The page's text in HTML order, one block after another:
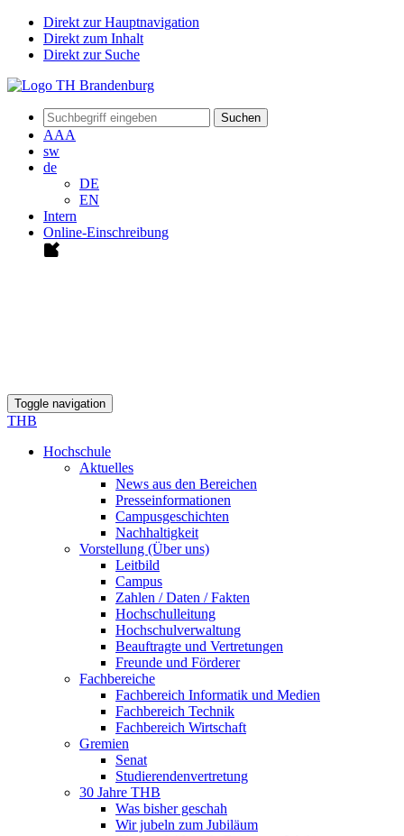
Direkt zur Hauptnavigation
Direkt zum Inhalt
Direkt zur Suche
Suchen
AAA
sw
de
DE
EN
Intern
Online-Einschreibung
Toggle navigation
THB
Hochschule
Aktuelles
News aus den Bereichen
Presseinformationen
Campusgeschichten
Nachhaltigkeit
Vorstellung (Über uns)
Leitbild
Campus
Zahlen / Daten / Fakten
Hochschulleitung
Hochschulverwaltung
Beauftragte und Vertretungen
Freunde und Förderer
Fachbereiche
Fachbereich Informatik und Medien
Fachbereich Technik
Fachbereich Wirtschaft
Gremien
Senat
Studierendenvertretung
30 Jahre THB
Was bisher geschah
Wir jubeln zum Jubiläum